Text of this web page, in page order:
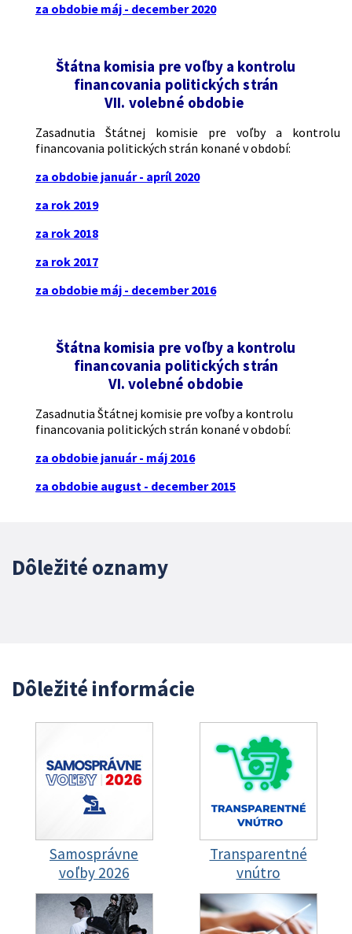
za obdobie máj - december 2020
Štátna komisia pre voľby a kontrolu
financovania politických strán
VII. volebné obdobie
Zasadnutia Štátnej komisie pre voľby a kontrolu
financovania politických strán konané v období:
za obdobie január - apríl 2020
za rok 2019
za rok 2018
za rok 2017
za obdobie máj - december 2016
Štátna komisia pre voľby a kontrolu
financovania politických strán
VI. volebné obdobie
Zasadnutia Štátnej komisie pre voľby a kontrolu
financovania politických strán konané v období:
za obdobie január - máj 2016
za obdobie august - december 2015
Dôležité oznamy
Dôležité informácie
Samosprávne
voľby 2026
Transparentné
vnútro